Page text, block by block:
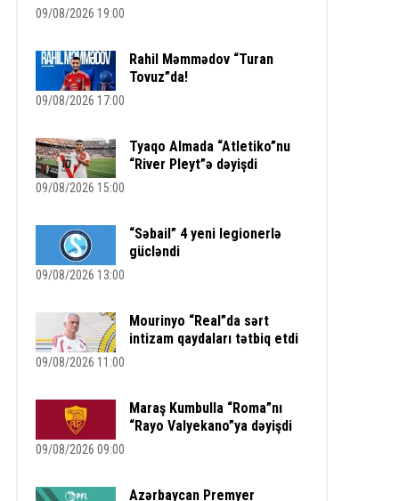
09/08/2026 19:00
Rahil Məmmədov “Turan
Tovuz”da!
09/08/2026 17:00
Tyaqo Almada “Atletiko”nu
“River Pleyt”ə dəyişdi
09/08/2026 15:00
“Səbail” 4 yeni legionerlə
gücləndi
09/08/2026 13:00
Mourinyo “Real”da sərt
intizam qaydaları tətbiq etdi
09/08/2026 11:00
Maraş Kumbulla “Roma”nı
“Rayo Valyekano”ya dəyişdi
09/08/2026 09:00
Azərbaycan Premyer